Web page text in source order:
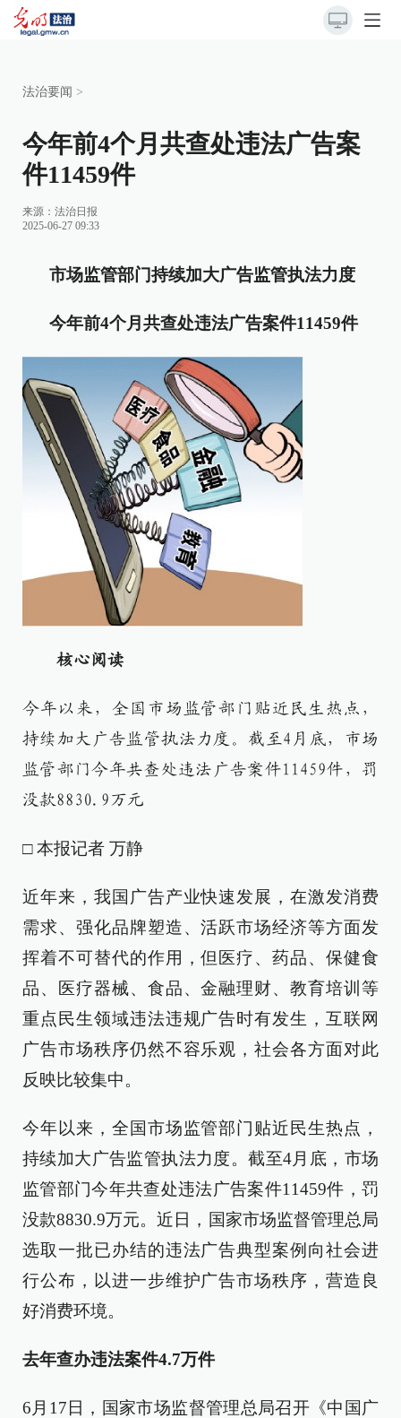
法治要闻 >
今年前4个月共查处违法广告案
件11459件
来源： 法治日报
2025-06-27 09:33
市场监管部门持续加大广告监管执法力度
今年前4个月共查处违法广告案件11459件
核心阅读
今年以来，全国市场监管部门贴近民生热点，
持续加大广告监管执法力度。截至4月底，市场
监管部门今年共查处违法广告案件11459件，罚
没款8830.9万元
□ 本报记者 万静
近年来，我国广告产业快速发展，在激发消费
需求、强化品牌塑造、活跃市场经济等方面发
挥着不可替代的作用，但医疗、药品、保健食
品、医疗器械、食品、金融理财、教育培训等
重点民生领域违法违规广告时有发生，互联网
广告市场秩序仍然不容乐观，社会各方面对此
反映比较集中。
今年以来，全国市场监管部门贴近民生热点，
持续加大广告监管执法力度。截至4月底，市场
监管部门今年共查处违法广告案件11459件，罚
没款8830.9万元。近日，国家市场监督管理总局
选取一批已办结的违法广告典型案例向社会进
行公布，以进一步维护广告市场秩序，营造良
好消费环境。
去年查办违法案件4.7万件
6月17日，国家市场监督管理总局召开《中国广